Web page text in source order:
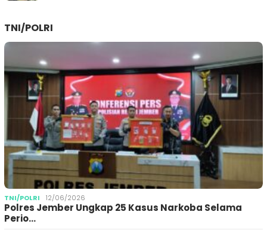
TNI/POLRI
TNI/POLRI 12/06/2026
Polres Jember Ungkap 25 Kasus Narkoba Selama
Perio…